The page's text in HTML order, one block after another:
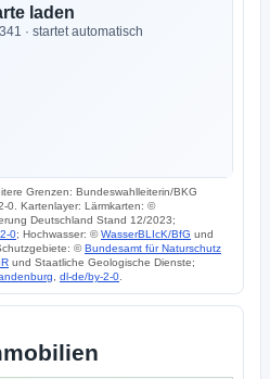
laden
· startet automatisch
Grenzen: Bundeswahlleiterin/BKG
0. Kartenlayer: Lärmkarten: ©
Deutschland Stand 12/2023;
0; Hochwasser: ©WasserBLIcK/BfG und
©Bundesamt für Naturschutz
und Staatliche Geologische Dienste;
dl-de/by-2-0